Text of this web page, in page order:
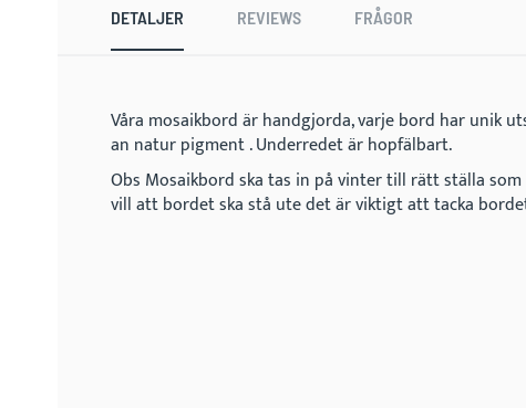
beginningDETALJER REVIEWS FRÅGOR
Våra mosaikbord är handgjorda, varje bord har unik
an natur pigment . Underredet är hopfälbart.
Obs Mosaikbord ska tas in på vinter till rätt ställa
vill att bordet ska stå ute det är viktigt att tacka